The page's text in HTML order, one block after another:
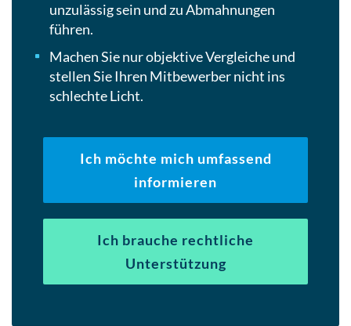
unzulässig sein und zu Abmahnungen
führen.
Machen Sie nur objektive Vergleiche und
stellen Sie Ihren Mitbewerber nicht ins
schlechte Licht.
Ich möchte mich umfassend
informieren
Ich brauche rechtliche
Unterstützung